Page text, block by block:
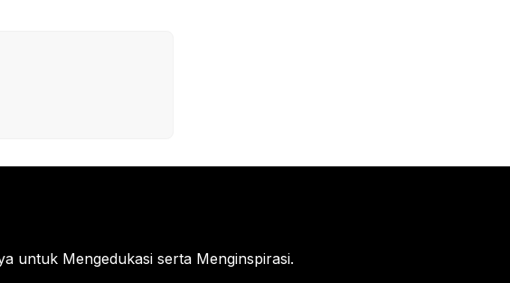
untuk Mengedukasi serta Menginspirasi.